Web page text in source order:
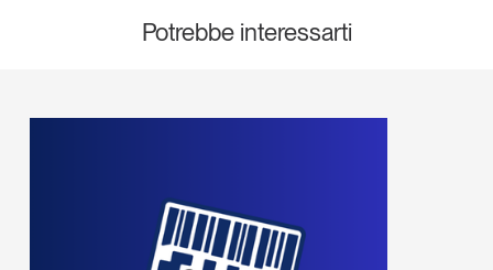
modo indipendente il cambiamento e le sfide del largo
consumo e dell’economia a professionisti e
GS1 Italy GS1 Italy GS1 Italy
Tendenze
Potrebbe interessarti